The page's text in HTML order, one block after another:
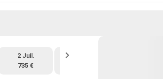
2 Juil.
735 €